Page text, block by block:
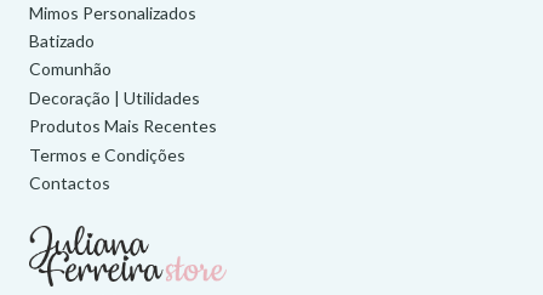
Mimos Personalizados
Batizado
Comunhão
Decoração | Utilidades
Produtos Mais Recentes
Termos e Condições
Contactos